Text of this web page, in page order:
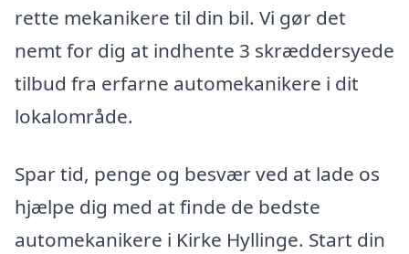
rette mekanikere til din bil. Vi gør det
nemt for dig at indhente 3 skræddersyede
tilbud fra erfarne automekanikere i dit
lokalområde.
Spar tid, penge og besvær ved at lade os
hjælpe dig med at finde de bedste
automekanikere i Kirke Hyllinge. Start din